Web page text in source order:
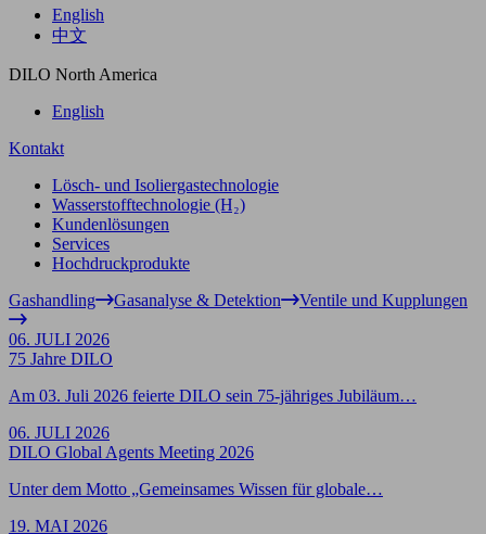
English
中文
DILO North America
English
Kontakt
Lösch- und Isoliergastechnologie
Wasserstofftechnologie (H₂)
Kundenlösungen
Services
Hochdruckprodukte
Gashandling
Gasanalyse & Detektion Ventile und Kupplungen
06. JULI 2026
75 Jahre DILO
Am 03. Juli 2026 feierte DILO sein 75-jähriges Jubiläum…
06. JULI 2026
DILO Global Agents Meeting 2026
Unter dem Motto „Gemeinsames Wissen für globale…
19. MAI 2026